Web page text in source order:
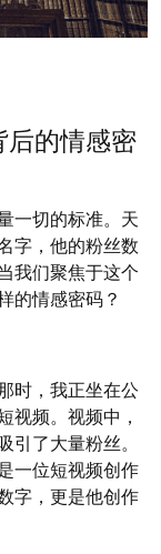
后的情感密
一切的标准。天
字，他的粉丝数
我们聚焦于这个
的情感密码？
时，我正坐在公
视频。视频中，
了大量粉丝。
一位短视频创作
字，更是他创作